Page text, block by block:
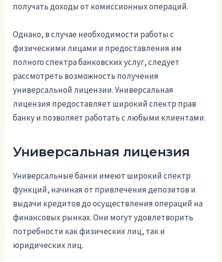
получать доходы от комиссионных операций.
Однако, в случае необходимости работы с
физическими лицами и предоставления им
полного спектра банковских услуг, следует
рассмотреть возможность получения
универсальной лицензии. Универсальная
лицензия предоставляет широкий спектр прав
банку и позволяет работать с любыми клиентами.
Универсальная лицензия
Универсальные банки имеют широкий спектр
функций, начиная от привлечения депозитов и
выдачи кредитов до осуществления операций на
финансовых рынках. Они могут удовлетворить
потребности как физических лиц, так и
юридических лиц.